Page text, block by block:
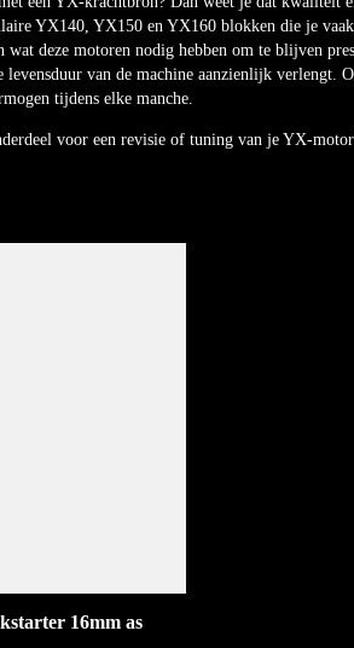
YX140, YX150 en YX160 blokken die je
wat deze motoren nodig hebben om te blijven
levensduur van de machine aanzienlijk
tijdens elke manche.
voor een revisie of tuning van je YX-
16mm as